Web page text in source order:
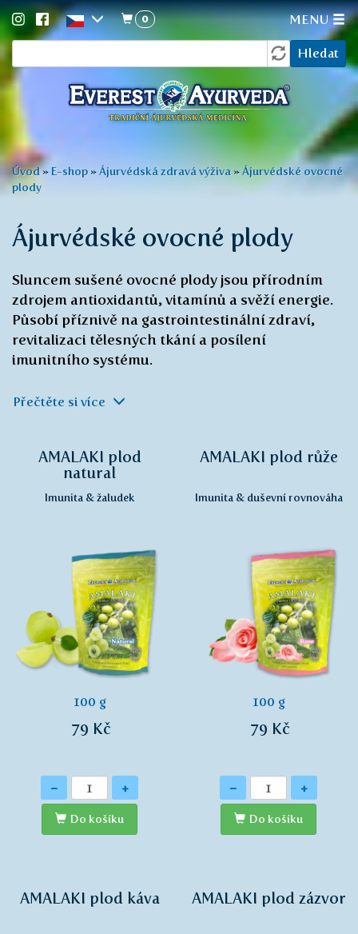
Přejít
hlavnímu
Hledat
0 MENU
Jste
zde
Úvod» E-shop »Ájurvédská zdravá výživa »Ájurvédské ovocné
plody
Ájurvédské ovocné plody
Sluncem sušené ovocné plody jsou přírodním
zdrojem antioxidantů, vitamínů a svěží energie.
Působí příznivě na gastrointestinální zdraví,
revitalizaci tělesných tkání a posílení
imunitního systému.
Přečtěte si více
AMALAKI plod
natural
Imunita & žaludek
100 g
79 Kč
Množství
- +
Do košíku
AMALAKI plod růže
Imunita & duševní rovnováha
100 g
79 Kč
Množství
- +
Do košíku
AMALAKI plod káva AMALAKI plod zázvor